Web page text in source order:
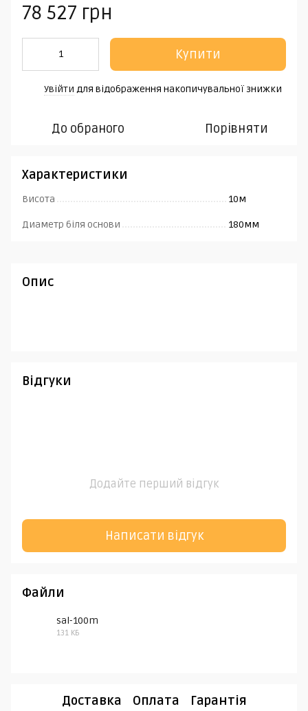
78 527 грн
Купити
Увійти для відображення накопичувальної знижки
До обраного Порівняти
Характеристики
Висота 10м
Диаметр біля основи 180мм
Опис
Відгуки
Додайте перший відгук
Написати відгук
Файли
sal-100m
131 КБ
Доставка Оплата Гарантія